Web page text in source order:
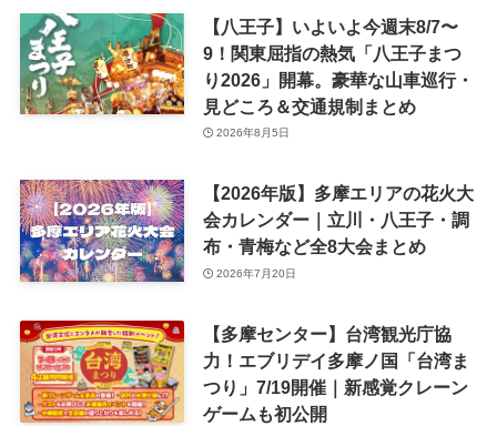
【八王子】いよいよ今週末8/7〜
9！関東屈指の熱気「八王子まつ
り2026」開幕。豪華な山車巡行・
見どころ＆交通規制まとめ
2026年8月5日
【2026年版】多摩エリアの花火大
会カレンダー｜立川・八王子・調
布・青梅など全8大会まとめ
2026年7月20日
【多摩センター】台湾観光庁協
力！エブリデイ多摩ノ国「台湾ま
つり」7/19開催｜新感覚クレーン
ゲームも初公開